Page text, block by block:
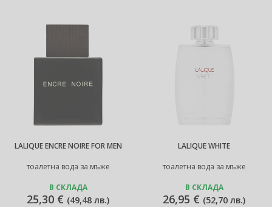
LALIQUE ENCRE NOIRE FOR MEN
тоалетна вода за мъже
В СКЛАДА
25,30 € (49,48 лв.)
LALIQUE WHITE
тоалетна вода за мъже
В СКЛАДА
26,95 € (52,70 лв.)